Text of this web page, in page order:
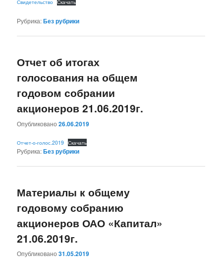
Свидетельство Скачать
Рубрика:Без рубрики
Отчет об итогах
голосования на общем
годовом собрании
акционеров 21.06.2019г.
Опубликовано26.06.2019
Отчет-о-голос.2019 Скачать
Рубрика:Без рубрики
Материалы к общему
годовому собранию
акционеров ОАО «Капитал»
21.06.2019г.
Опубликовано31.05.2019